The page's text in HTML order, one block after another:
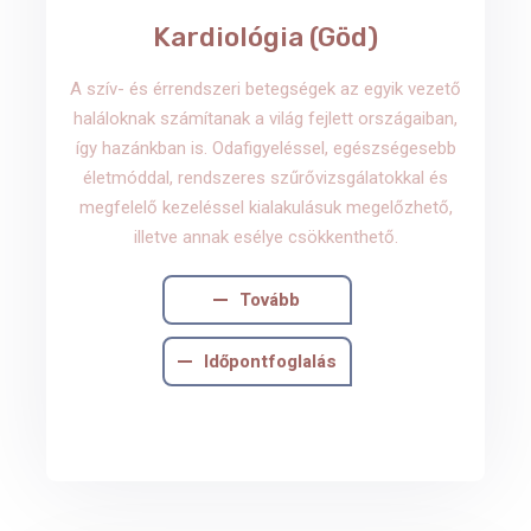
Kardiológia (Göd)
A szív- és érrendszeri betegségek az egyik vezető
haláloknak számítanak a világ fejlett országaiban,
így hazánkban is. Odafigyeléssel, egészségesebb
életmóddal, rendszeres szűrővizsgálatokkal és
megfelelő kezeléssel kialakulásuk megelőzhető,
illetve annak esélye csökkenthető.
Tovább
Időpontfoglalás